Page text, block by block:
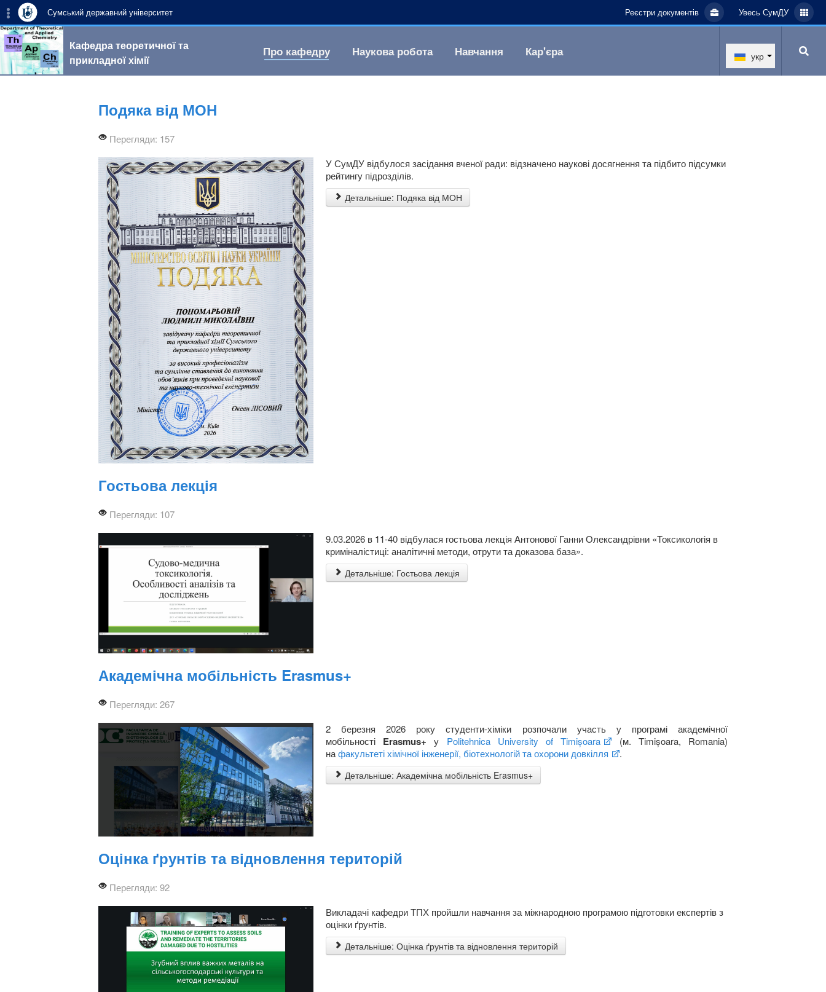
Сумський державний університет Реєстри документів Увесь СумДУ
Кафедра теоретичної та
прикладної хімії
укр
Про кафедру Наукова робота Навчання Кар'єра
Подяка від МОН
Перегляди: 157
У СумДУ відбулося засідання вченої ради: відзначено наукові досягнення та підбито підсумки
рейтингу підрозділів.
Детальніше: Подяка від МОН
Гостьова лекція
Перегляди: 107
9.03.2026 в 11-40 відбулася гостьова лекція Антонової Ганни Олександрівни «Токсикологія в
криміналістиці: аналітичні методи, отрути та доказова база».
Детальніше: Гостьова лекція
Академічна мобільність Erasmus+
Перегляди: 267
2 березня 2026 року студенти-хіміки розпочали участь у програмі академічної
мобільності Erasmus+ у Politehnica University of Timișoara (м. Timișoara, Romania)
нафакультеті хімічної інженерії, біотехнологій та охорони довкілля .
Детальніше: Академічна мобільність Erasmus+
Оцінка ґрунтів та відновлення територій
Перегляди: 92
Викладачі кафедри ТПХ пройшли навчання за міжнародною програмою підготовки експертів з
оцінки ґрунтів.
Детальніше: Оцінка ґрунтів та відновлення територій